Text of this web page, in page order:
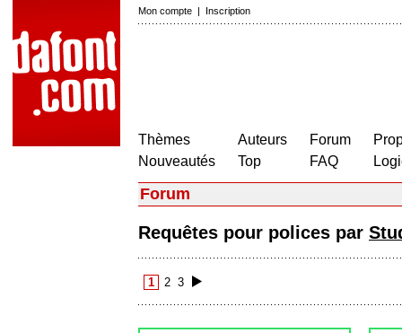
Mon compte | Inscription
Thèmes
Nouveautés
Auteurs
Top
Forum
FAQ
Forum
Requêtes pour polices par
1 2 3